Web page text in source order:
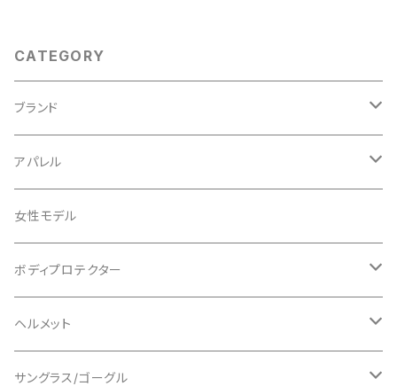
CATEGORY
ブランド
ABUS/アブス
ADEPT/アデプト
AENOMALY/アエノマリー
ALL MOUNTAIN STYLE
AVID/アヴィド
アパレル
Tシャツ
ジャージ
ロングスリーブ
ショートスリーブ
ジャケット
ショーツ
女性モデル
ボディプロテクター
エルボー/肘
ニー/膝
ヘルメット
ロード
サングラス/ゴーグル